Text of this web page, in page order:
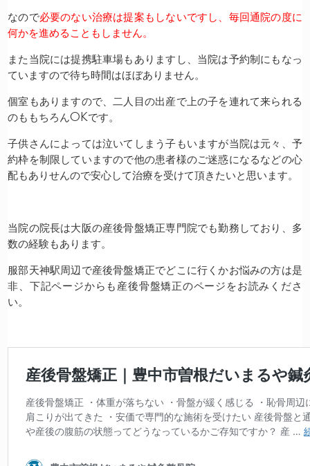
なので必要のない治療は提案もしないですし、毎回通院の度に
何かを進めることもしません。
また当院には提携駐車場もありますし、当院は予約制にもなっ
ていますので待ち時間はほぼありません。
個室もありますので、二人目の出産で上の子を連れて来られる
のももちろんOKです。
子供さんによっては泣いてしまう子もいますが当院は元々、予
約枠を制限していますので他の患者様のご迷惑になるなどの心
配もありせんので安心して治療を受けて頂きたいと思います。
当院の院長は大阪の産後骨盤矯正専門院でも勤務しており、多
数の経験もあります。
服部天神駅周辺で産後骨盤矯正でどこに行くかお悩みの方は是
非、下記ページからも産後骨盤矯正のページをお読みくださ
い。